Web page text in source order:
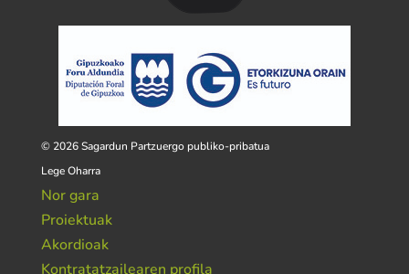
© 2026 Sagardun Partzuergo publiko-pribatua
Lege Oharra
Nor gara
Proiektuak
Akordioak
Kontratatzailearen profila